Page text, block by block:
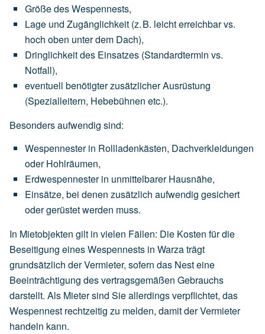
Größe des Wespennests,
Lage und Zugänglichkeit (z.B. leichterreichbarvs.
hoch oben unterdem Dach),
Dringlichkeit des Einsatzes (Standardtermin vs.
Notfall),
eventuell benötigterzusätzlicher Ausrüstung
(Spezialleitern, Hebebühnen etc.).
Besonders aufwendig sind:
Wespennester in Rollladenkästen, Dachverkleidungen
oder Hohlräumen,
Erdwespennester in unmittelbarer Hausnähe,
Einsätze, bei denen zusätzlich aufwendig gesichert
odergerüstetwerden muss.
In Mietobjekten gilt in vielen Fällen: Die Kosten für die
Beseitigung eines Wespennests in Warza trägt
grundsätzlich derVermieter, sofern das Nest eine
Beeinträchtigung des vertragsgemäßen Gebrauchs
darstellt. Als Mieter sind Sie allerdings verpflichtet, das
Wespennest rechtzeitig zu melden, damit der Vermieter
handeln kann.